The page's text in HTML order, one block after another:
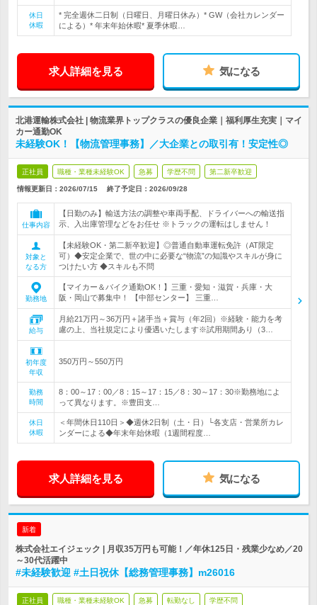
休日
休暇
* 完全週休二日制（日曜日、月曜日休み）* GW（会社カレンダー
による）* 年末年始休暇* 夏季休暇…
求人詳細を見る 気になる
北港運輸株式会社 | 物流業界トップクラスの優良企業｜福利厚生充実｜マイ
カー通勤OK
未経験OK！【物流管理事務】／大企業との取引有！安定性◎
正社員 職種・業種未経験OK 急募 学歴不問 第二新卒歓迎
情報更新日：2026/07/15 終了予定日： 2026/09/28
仕事内容
【日勤のみ】輸送方法の調整や車両手配、ドライバーへの輸送指
示、入出庫管理などをお任せ ※トラックの運転はしません！
対象と
なる方
【未経験OK・第二新卒歓迎】◎普通自動車運転免許（AT限定
可）◆安定企業で、世の中に必要な“物流”の知識やスキルが身に
つけたい方 ◆スキルも不問
勤務地
【マイカー＆バイク通勤OK！】三重・愛知・滋賀・兵庫・大
阪・岡山で募集中！ 【中部センター】 三重…
給与
月給21万円～36万円＋諸手当＋賞与（年2回）※経験・能力を考
慮の上、当社規定により優遇いたします※試用期間あり（3…
初年度
年収
350万円～550万円
勤務
時間
8：00～17：00／8：15～17：15／8：30～17：30※勤務地によ
って異なります。※豊田支…
休日
休暇
＜年間休日110日＞◆週休2日制（土・日）└各支店・営業所カレ
ンダーによる◆年末年始休暇（1週間程度…
求人詳細を見る 気になる
新着
株式会社エイジェック | 月収35万円も可能！／年休125日・残業少なめ／20
～30代活躍中
#未経験歓迎 #土日祝休【総務管理事務】m26016
正社員 職種・業種未経験OK 急募 転勤なし 学歴不問